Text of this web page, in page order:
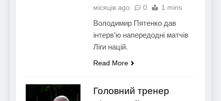
місяців ago
0 1 mins
Володимир Пятенко дав
інтерв’ю напередодні матчів
Ліги націй.
Read More
Головний тренер